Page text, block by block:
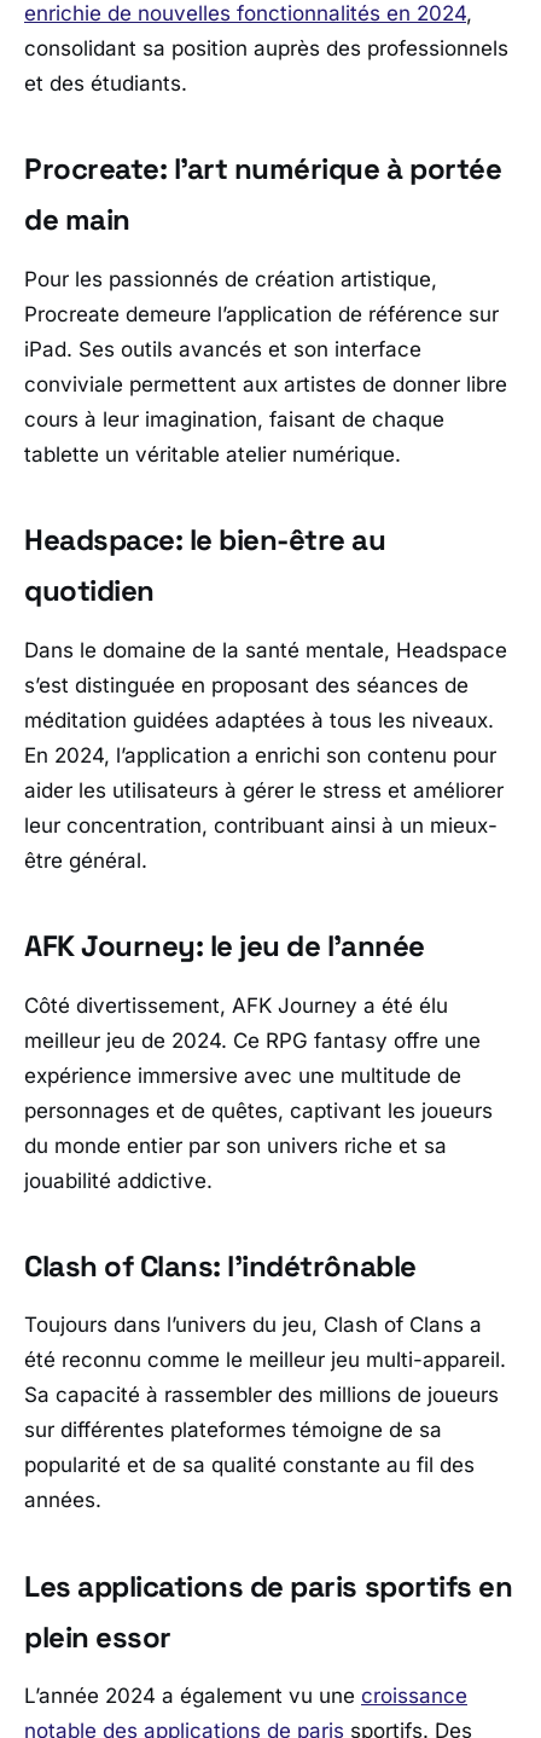
enrichie de nouvelles fonctionnalités en 2024,
consolidant sa position auprès des professionnels
et des étudiants.
Procreate: l’art numérique à portée
de main
Pour les passionnés de création artistique,
Procreate demeure l’application de référence sur
iPad. Ses outils avancés et son interface
conviviale permettent aux artistes de donner libre
cours à leur imagination, faisant de chaque
tablette un véritable atelier numérique.
Headspace: le bien-être au
quotidien
Dans le domaine de la santé mentale, Headspace
s’est distinguée en proposant des séances de
méditation guidées adaptées à tous les niveaux.
En 2024, l’application a enrichi son contenu pour
aider les utilisateurs à gérer le stress et améliorer
leur concentration, contribuant ainsi à un mieux-
être général.
AFK Journey: le jeu de l’année
Côté divertissement, AFK Journey a été élu
meilleur jeu de 2024. Ce RPG fantasy offre une
expérience immersive avec une multitude de
personnages et de quêtes, captivant les joueurs
du monde entier par son univers riche et sa
jouabilité addictive.
Clash of Clans: l’indétrônable
Toujours dans l’univers du jeu, Clash of Clans a
été reconnu comme le meilleur jeu multi-appareil.
Sa capacité à rassembler des millions de joueurs
sur différentes plateformes témoigne de sa
popularité et de sa qualité constante au fil des
années.
Les applications de paris sportifs en
plein essor
L’année 2024 a également vu une croissance
notable des applications de paris sportifs. Des